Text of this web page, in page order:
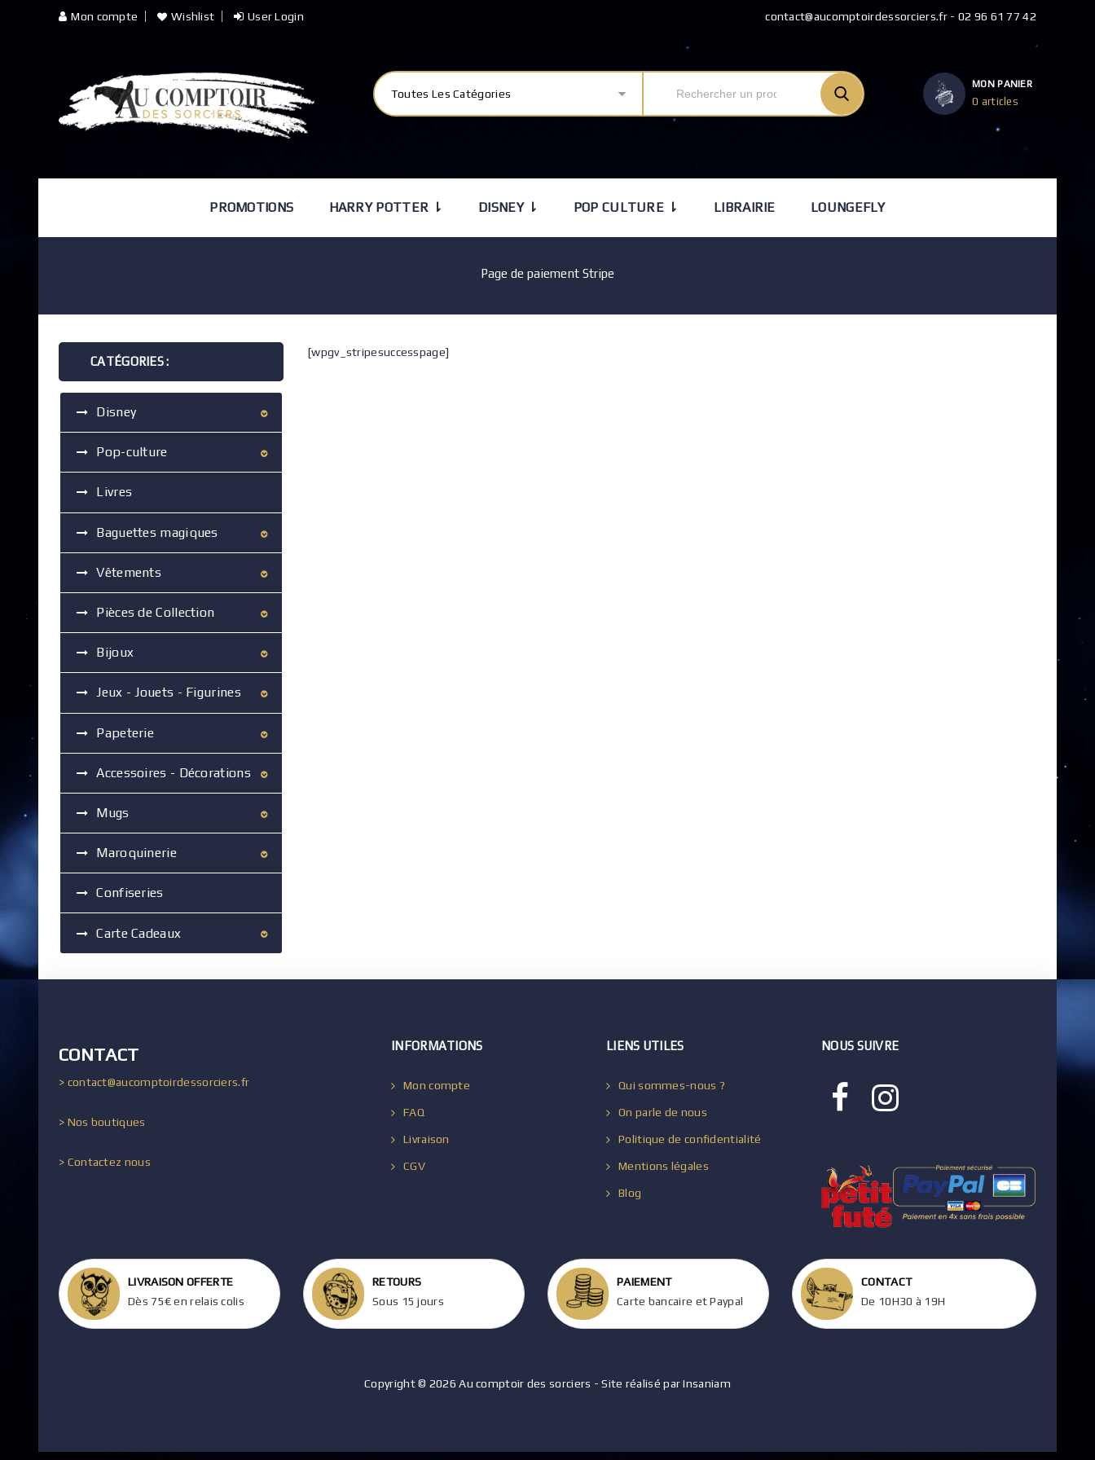
Mon compte Wishlist User Login contact@aucomptoirdessorciers.fr - 02 96 61 77 42
Toutes Les Catégories
MON PANIER
0 articles
PROMOTIONS HARRY POTTER ⇂ DISNEY ⇂ POP CULTURE ⇂ LIBRAIRIE LOUNGEFLY
Page de paiement Stripe
[wpgv_stripesuccesspage]
CATÉGORIES :
Disney
Pop-culture
Livres
Baguettes magiques
Vêtements
Pièces de Collection
Bijoux
Jeux - Jouets - Figurines
Papeterie
Accessoires - Décorations
Mugs
Maroquinerie
Confiseries
Carte Cadeaux
CONTACT
> contact@aucomptoirdessorciers.fr
> Nos boutiques
> Contactez nous
INFORMATIONS
Mon compte
FAQ
Livraison
CGV
LIENS UTILES
Qui sommes-nous ?
On parle de nous
Politique de confidentialité
Mentions légales
Blog
NOUS SUIVRE
LIVRAISON OFFERTE
Dès 75€ en relais colis
RETOURS
Sous 15 jours
PAIEMENT
Carte bancaire et Paypal
CONTACT
De 10H30 à 19H
Copyright © 2026 Au comptoir des sorciers - Site réalisé par Insaniam